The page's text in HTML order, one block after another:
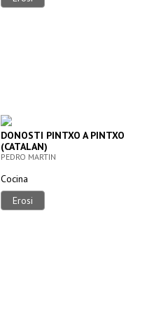
DONOSTI PINTXO A PINTXO
(CATALAN)
PEDRO MARTIN
Cocina
Erosi